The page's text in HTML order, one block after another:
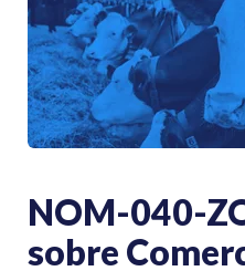
NOM-040-
sobre